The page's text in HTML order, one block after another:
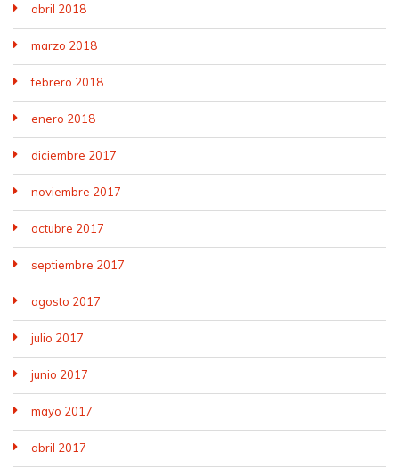
abril 2018
marzo 2018
febrero 2018
enero 2018
diciembre 2017
noviembre 2017
octubre 2017
septiembre 2017
agosto 2017
julio 2017
junio 2017
mayo 2017
abril 2017